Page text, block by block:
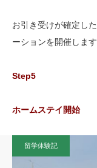
お引き受けが確定し
ーションを開催します
Step5
ホームステイ開始
留学体験記